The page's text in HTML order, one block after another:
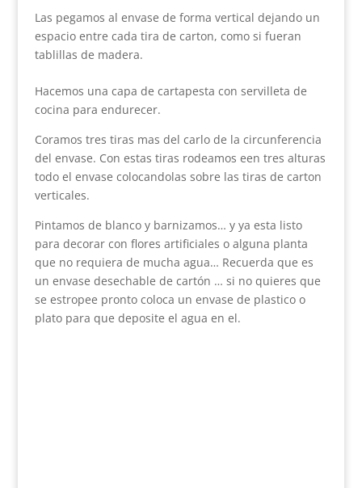
Las pegamos al envase de forma vertical dejando un
espacio entre cada tira de carton, como si fueran
tablillas de madera.
Hacemos una capa de cartapesta con servilleta de
cocina para endurecer.
Coramos tres tiras mas del carlo de la circunferencia
del envase. Con estas tiras rodeamos een tres alturas
todo el envase colocandolas sobre las tiras de carton
verticales.
Pintamos de blanco y barnizamos… y ya esta listo
para decorar con flores artificiales o alguna planta
que no requiera de mucha agua… Recuerda que es
un envase desechable de cartón … si no quieres que
se estropee pronto coloca un envase de plastico o
plato para que deposite el agua en el.